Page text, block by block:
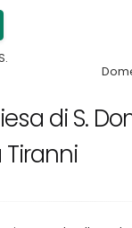
di S.